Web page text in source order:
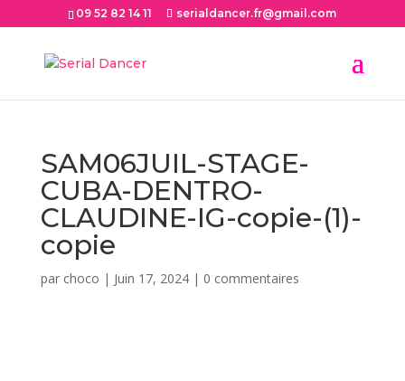
09 52 82 14 11 serialdancer.fr@gmail.com
SAM06JUIL-STAGE-
CUBA-DENTRO-
CLAUDINE-IG-copie-(1)-
copie
par choco | Juin 17, 2024| 0 commentaires